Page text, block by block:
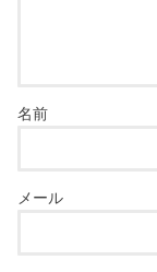
名前
メール